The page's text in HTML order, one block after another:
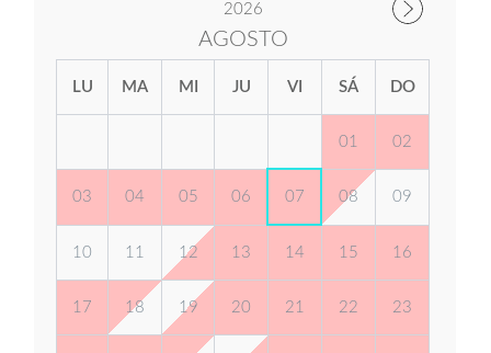
2026
AGOSTO
LU MA MI JU VI SÁ DO
01 02
03 04 05 06 07 08 09
10 11 12 13 14 15 16
17 18 19 20 21 22 23